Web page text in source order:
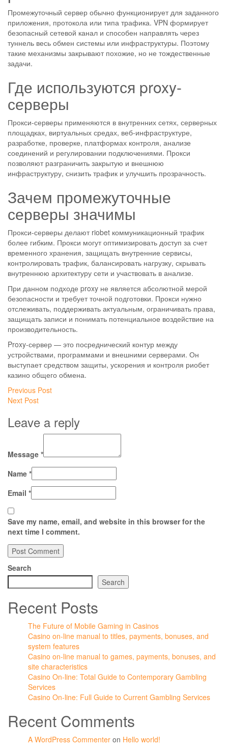
Промежуточный сервер обычно функционирует для заданного
приложения, протокола или типа трафика. VPN формирует
безопасный сетевой канал и способен направлять через
туннель весь обмен системы или инфраструктуры. Поэтому
такие механизмы закрывают похожие, но не тождественные
задачи.
Где используются proxy-
серверы
Прокси-серверы применяются в внутренних сетях, серверных
площадках, виртуальных средах, веб-инфраструктуре,
разработке, проверке, платформах контроля, анализе
соединений и регулировании подключениями. Прокси
позволяют разграничить закрытую и внешнюю
инфраструктуру, снизить трафик и улучшить прозрачность.
Зачем промежуточные
серверы значимы
Прокси-серверы делают riobet коммуникационный трафик
более гибким. Прокси могут оптимизировать доступ за счет
временного хранения, защищать внутренние сервисы,
контролировать трафик, балансировать нагрузку, скрывать
внутреннюю архитектуру сети и участвовать в анализе.
При данном подходе proxy не является абсолютной мерой
безопасности и требует точной подготовки. Прокси нужно
отслеживать, поддерживать актуальным, ограничивать права,
защищать записи и понимать потенциальное воздействие на
производительность.
Proxy-сервер — это посреднический контур между
устройствами, программами и внешними серверами. Он
выступает средством защиты, ускорения и контроля риобет
казино общего обмена.
Post
navigation
Previous PostPrevious
Next PostNext
Leave a reply
Message *
Name *
Email *
Save my name, email, and website in this browser for the
next time I comment.
Search
Search
Recent Posts
The Future of Mobile Gaming in Casinos
Casino on-line manual to titles, payments, bonuses, and
system features
Casino on-line manual to games, payments, bonuses, and
site characteristics
Casino On-line: Total Guide to Contemporary Gambling
Services
Casino On-line: Full Guide to Current Gambling Services
Recent Comments
A WordPress Commenter on Hello world!